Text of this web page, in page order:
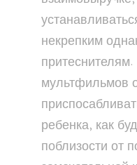
некрепким
мультфильмов
ребенка, как
поблизости от